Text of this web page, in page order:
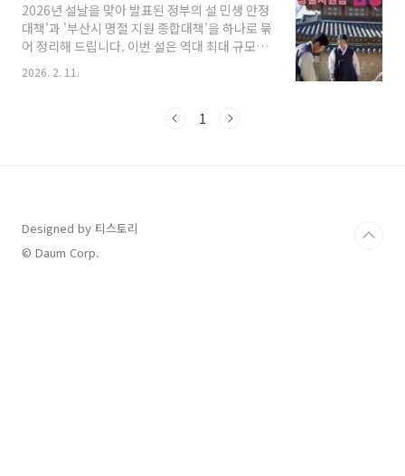
2026년 설날을 맞아 발표된 정부의 설 민생 안정
대책'과 '부산시 명절 지원 종합대책'을 하나로 묶
어 정리해 드립니다. 이번 설은 역대 최대 규모인
910억 원의 물가 할인 예산과 다양한 현금성 바
우처가 투입되어 어느 때보다 혜택이 풍성합니
야별 확인하기 정부와 지자체의 대책을 종합하
리카드25만 원 / 15만 원교통/이동고속도로 통
행료 면제 / 열차 역귀성 할인0원 / 30~50% 할
인부산시 특화독거노인 위로금 / 동..
2026. 2. 11.
1
Designed by 티스토리
© Daum Corp.